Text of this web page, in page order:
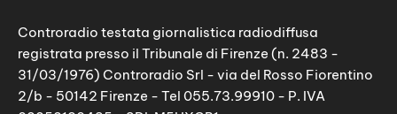
Controradio testata giornalistica radiodiffusa
registrata presso il Tribunale di Firenze (n. 2483 -
31/03/1976) Controradio Srl - via del Rosso Fiorentino
2/b - 50142 Firenze - Tel 055.73.99910 - P. IVA